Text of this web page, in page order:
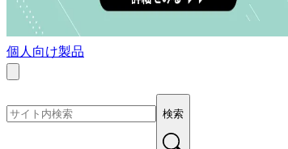
個人向け製品
検索